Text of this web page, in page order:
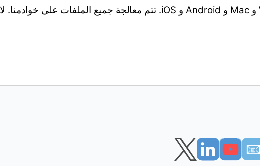
يعمل من جميع المنصات بما في ذلك Windows و Mac و Android و iOS. تتم معالجة جميع الملفات على خوادمنا. لا
📧︎